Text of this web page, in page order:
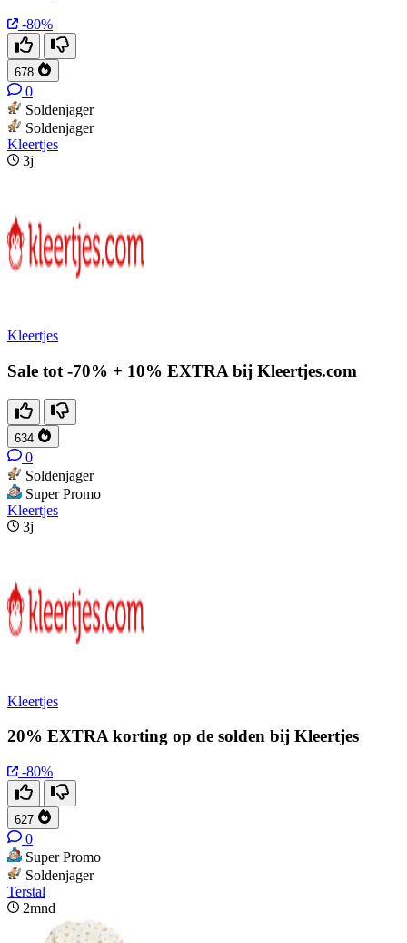
-80%
678
0
Soldenjager
Soldenjager
Kleertjes
3j
Kleertjes
Sale tot -70% + 10% EXTRA bij Kleertjes.com
634
0
Soldenjager
Super Promo
Kleertjes
3j
Kleertjes
20% EXTRA korting op de solden bij Kleertjes
-80%
627
0
Super Promo
Soldenjager
Terstal
2mnd